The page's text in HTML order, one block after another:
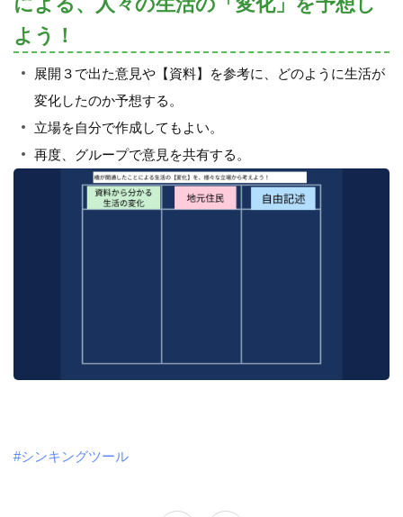
よう！
展開３で出た意見や【資料】を参考に、どのように生活が
変化したのか予想する。
立場を自分で作成してもよい。
再度、グループで意見を共有する。
#シンキングツール